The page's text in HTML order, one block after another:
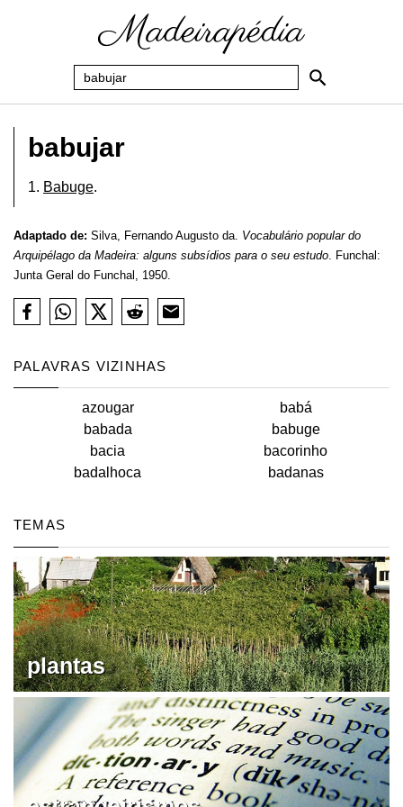
babujar
1. Babuge.
Adaptado de: Silva, Fernando Augusto da. Vocabulário popular do
Arquipélago da Madeira: alguns subsídios para o seu estudo. Funchal:
Junta Geral do Funchal, 1950.
PALAVRAS VIZINHAS
azougar
babá
babada
babuge
bacia
bacorinho
badalhoca
badanas
TEMAS
plantas